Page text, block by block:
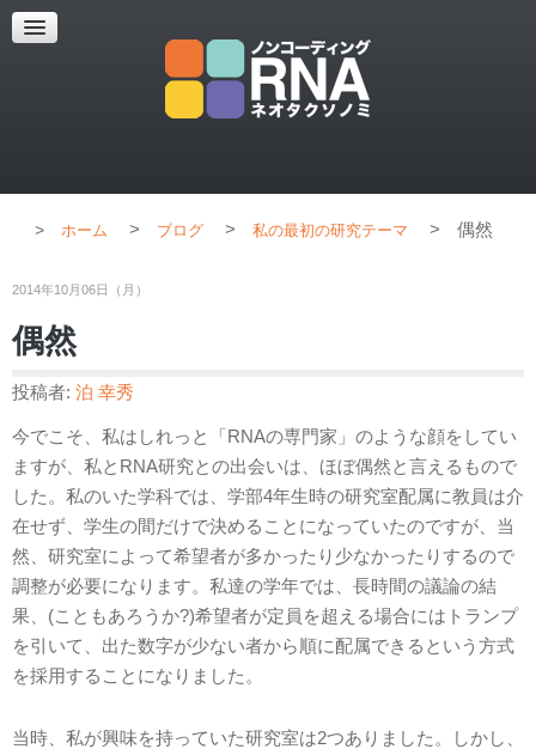
超解像顕微鏡
超解像顕微鏡の紹介
ホーム > ブログ > 私の最初の研究テーマ > 偶然
2014年10月06日（月）
偶然
投稿者: 泊 幸秀
今でこそ、私はしれっと「RNAの専門家」のような顔をしてい
ますが、私とRNA研究との出会いは、ほぼ偶然と言えるもので
した。私のいた学科では、学部4年生時の研究室配属に教員は介
在せず、学生の間だけで決めることになっていたのですが、当
然、研究室によって希望者が多かったり少なかったりするので
調整が必要になります。私達の学年では、長時間の議論の結
果、(こともあろうか?)希望者が定員を超える場合にはトランプ
を引いて、出た数字が少ない者から順に配属できるという方式
を採用することになりました。
当時、私が興味を持っていた研究室は2つありました。しかし、